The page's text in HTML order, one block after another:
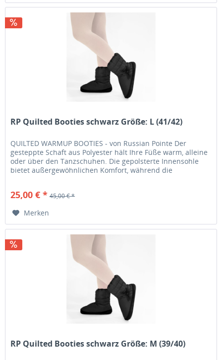
RP Quilted Booties schwarz Größe: L (41/42)
QUILTED WARMUP BOOTIES - von Russian Pointe Der
gesteppte Schaft aus Polyester hält Ihre Füße warm, alleine
oder über den Tanzschuhen. Die gepolsterte Innensohle
bietet außergewöhnlichen Komfort, während die
25,00 € * 45,00 € *
Merken
RP Quilted Booties schwarz Größe: M (39/40)